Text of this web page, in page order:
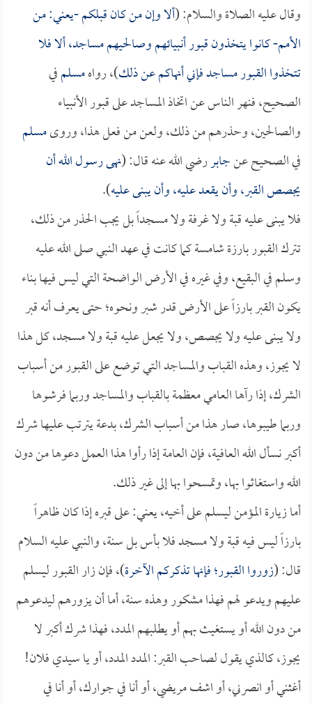
وقال عليه الصلاة والسلام: (ألا وإن من كان قبلكم -يعني: من
الأمم- كانوا يتخذون قبور أنبيائهم وصالحيهم مساجد، ألا فلا
تتخذوا القبور مساجد فإني أنهاكم عن ذلك)، رواهمسلمفي
الصحيح، فنهر الناس عن اتخاذ المساجد على قبور الأنبياء
والصالحين، وحذرهم من ذلك، ولعن من فعل هذا، وروىمسلم
في الصحيح عنجابررضي الله عنه قال: (نهى رسول الله أن
يجصص القبر، وأن يقعد عليه، وأن يبنى عليه).
فلا يبنى عليه قبة ولا غرفة ولا مسجداً بل يجب الحذر من ذلك،
تترك القبور بارزة شامسة كما كانت في عهد النبي صلى الله عليه
وسلم في البقيع، وفي غيره في الأرض الواضحة التي ليس فيها بناء
يكون القبر بارزاً على الأرض قدر شبر ونحوه؛ حتى يعرف أنه قبر
ولا يبنى عليه ولا يجصص، ولا يجعل عليه قبة ولا مسجد، كل هذا
لا يجوز، وهذه القباب والمساجد التي توضع على القبور من أسباب
الشرك، إذا رآها العامي معظمة بالقباب والمساجد وربما فرشوها
وربما طيبوها، صار هذا من أسباب الشرك، بدعة يترتب عليها شرك
أكبر نسأل الله العافية، فإن العامة إذا رأوا هذا العمل دعوها من دون
الله واستغاثوا بها، وتمسحوا بها إلى غير ذلك.
أما زيارة المؤمن ليسلم على أخيه، يعني: على قبره إذا كان ظاهراً
بارزاً ليس فيه قبة ولا مسجد فلا بأس بل سنة، والنبي عليه السلام
قال: (زوروا القبور؛ فإنها تذكركم الآخرة)، فإن زار القبور ليسلم
عليهم ويدعو لهم فهذا مشكور وهذه سنة، أما أن يزورهم ليدعوهم
من دون الله أو يستغيث بهم أو يطلبهم المدد، فهذا شرك أكبر لا
يجوز، كالذي يقول لصاحب القبر: المدد المدد، أو يا سيدي فلان!
أغثني أو انصرني، أو اشف مريضي، أو أنا في جوارك، أو أنا في